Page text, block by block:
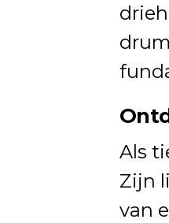
Als
Zijn
van